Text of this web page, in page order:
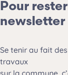
Pour
newsletter
Se tenir au fait
travaux